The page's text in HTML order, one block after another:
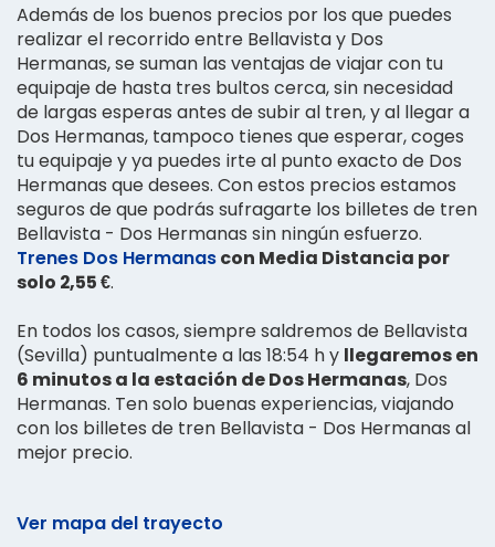
Además de los buenos precios por los que puedes
realizar el recorrido entre Bellavista y Dos
Hermanas, se suman las ventajas de viajar con tu
equipaje de hasta tres bultos cerca, sin necesidad
de largas esperas antes de subir al tren, y al llegar a
Dos Hermanas, tampoco tienes que esperar, coges
tu equipaje y ya puedes irte al punto exacto de Dos
Hermanas que desees. Con estos precios estamos
seguros de que podrás sufragarte los billetes de tren
Bellavista - Dos Hermanas sin ningún esfuerzo.
Trenes Dos Hermanascon Media Distancia por
solo 2,55 €.
En todos los casos, siempre saldremos de Bellavista
(Sevilla) puntualmente a las 18:54 h y llegaremos en
6 minutos a la estación de Dos Hermanas, Dos
Hermanas. Ten solo buenas experiencias, viajando
con los billetes de tren Bellavista - Dos Hermanas al
mejor precio.
Ver mapa del trayecto